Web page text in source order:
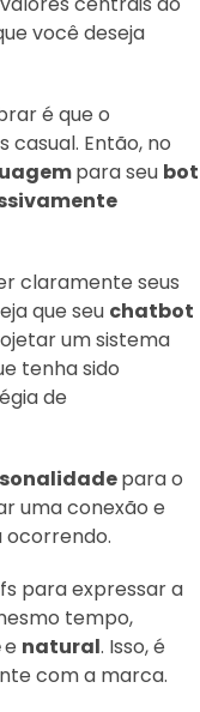
você deseja
é que o
casual. Então, no
para seu bot
claramente seus
que seu chatbot
um sistema
tenha sido
de
para o
uma conexão e
ocorrendo.
para expressar a
tempo,
e natural. Isso, é
com a marca.